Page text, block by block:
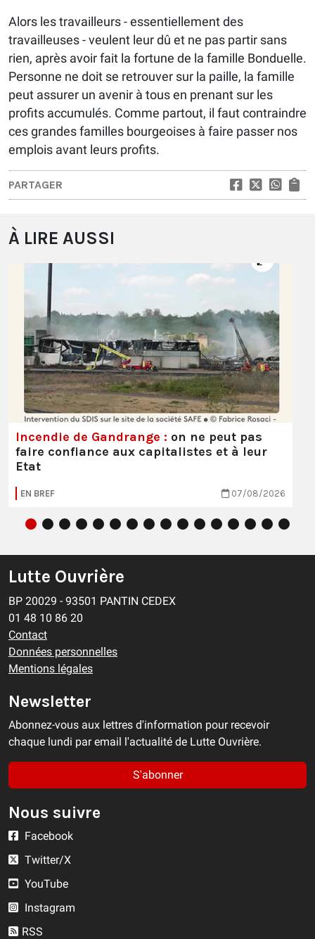
Alors les travailleurs - essentiellement des
travailleuses - veulent leur dû et ne pas partir sans
rien, après avoir fait la fortune de la famille Bonduelle.
Personne ne doit se retrouver sur la paille, la famille
peut assurer un avenir à tous en prenant sur les
profits accumulés. Comme partout, il faut contraindre
ces grandes familles bourgeoises à faire passer nos
emplois avant leurs profits.
PARTAGER
À LIRE AUSSI
Incendie de Gandrange : on ne peut pas
faire confiance aux capitalistes et à leur
Etat
EN BREF 07/08/2026
Lutte Ouvrière
BP 20029 - 93501 PANTIN CEDEX
01 48 10 86 20
Contact
Données personnelles
Mentions légales
Newsletter
Abonnez-vous aux lettres d'information pour recevoir
chaque lundi par email l'actualité de Lutte Ouvrière.
S'abonner
Nous suivre
Facebook
Twitter/X
YouTube
Instagram
RSS